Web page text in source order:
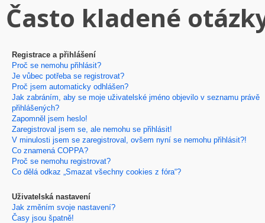
Často kladené
Registrace a přihlášení
Proč se nemohu přihlásit?
Je vůbec potřeba se registrovat?
Proč jsem automaticky odhlášen?
Jak zabráním, aby se moje uživatelské jméno objevilo v seznamu právě
přihlášených?
Zapomněl jsem heslo!
Zaregistroval jsem se, ale nemohu se přihlásit!
V minulosti jsem se zaregistroval, ovšem nyní se nemohu přihlásit?!
Co znamená COPPA?
Proč se nemohu registrovat?
Co dělá odkaz „Smazat všechny cookies z fóra“?
Uživatelská nastavení
Jak změním svoje nastavení?
Časy jsou špatně!